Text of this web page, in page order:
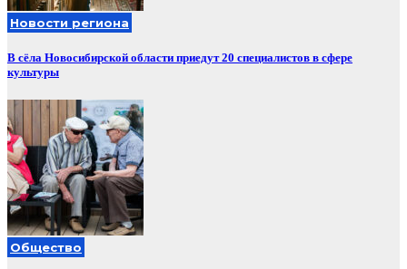
Новости региона
В сёла Новосибирской области приедут 20 специалистов в сфере
культуры
Общество